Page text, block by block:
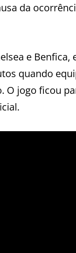
da
e Benfica,
quando
jogo ficou